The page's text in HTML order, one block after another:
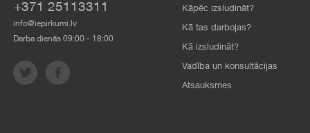
+371 25113311
info@iepirkumi.lv
Darba dienās 09:00 - 18:00
Kāpēc izsludināt?
Kā tas darbojas?
Kā izsludināt?
Vadība un konsultācijas
Atsauksmes